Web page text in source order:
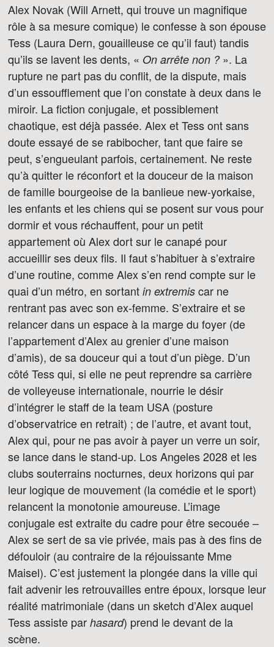
Alex Novak (Will Arnett, qui trouve un magnifique
rôle à sa mesure comique) le confesse à son épouse
Tess (Laura Dern, gouailleuse ce qu’il faut) tandis
qu’ils se lavent les dents, « On arrête non ?». La
rupture ne part pas du conflit, de la dispute, mais
d’un essoufflement que l’on constate à deux dans le
miroir. La fiction conjugale, et possiblement
chaotique, est déjà passée. Alex et Tess ont sans
doute essayé de se rabibocher, tant que faire se
peut, s’engueulant parfois, certainement. Ne reste
qu’à quitter le réconfort et la douceur de la maison
de famille bourgeoise de la banlieue new-yorkaise,
les enfants et les chiens qui se posent sur vous pour
dormir et vous réchauffent, pour un petit
appartement où Alex dort sur le canapé pour
accueillir ses deux fils. Il faut s’habituer à s’extraire
d’une routine, comme Alex s’en rend compte sur le
quai d’un métro, en sortant in extremis car ne
rentrant pas avec son ex-femme. S’extraire et se
relancer dans un espace à la marge du foyer (de
l’appartement d’Alex au grenier d’une maison
d’amis), de sa douceur qui a tout d’un piège. D’un
côté Tess qui, si elle ne peut reprendre sa carrière
de volleyeuse internationale, nourrie le désir
d’intégrer le staff de la team USA (posture
d’observatrice en retrait) ; de l’autre, et avant tout,
Alex qui, pour ne pas avoir à payer un verre un soir,
se lance dans le stand-up. Los Angeles 2028 et les
clubs souterrains nocturnes, deux horizons qui par
leur logique de mouvement (la comédie et le sport)
relancent la monotonie amoureuse. L’image
conjugale est extraite du cadre pour être secouée –
Alex se sert de sa vie privée, mais pas à des fins de
défouloir (au contraire de la réjouissante Mme
Maisel). C’est justement la plongée dans la ville qui
fait advenir les retrouvailles entre époux, lorsque leur
réalité matrimoniale (dans un sketch d’Alex auquel
Tess assiste par hasard) prend le devant de la
scène.